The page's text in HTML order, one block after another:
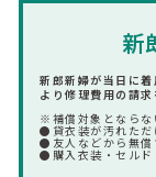
新
新郎新婦が当日に
より修理費用の請求
※補償対象とならな
●貸衣装が汚れただ
●友人などから無償
●購入衣装・セルド